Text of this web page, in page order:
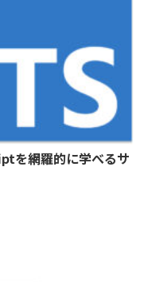
を網羅的に学べるサ